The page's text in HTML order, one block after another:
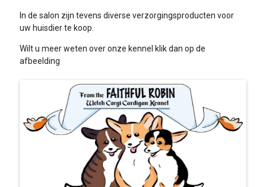
In de salon zijn tevens diverse verzorgingsproducten voor
uw huisdier te koop.
Wilt u meer weten over onze kennel klik dan op de
afbeelding